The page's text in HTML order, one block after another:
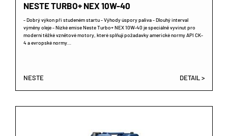
NESTE TURBO+ NEX 10W-40
- Dobrý výkon při studeném startu - Výhody úspory paliva - Dlouhý interval
výměny oleje - Nízké emise Neste Turbo+ NEX 10W-40 je speciálně vyvinut pro
moderní těžké vznětové motory, které splňují požadavky americké normy API CK-
4 a evropské normy…
NESTE DETAIL >